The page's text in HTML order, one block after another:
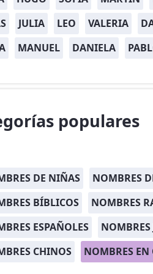
JULIA LEO VALERIA
MANUEL DANIELA
populares
DE NIÑAS
NOMBRES
BÍBLICOS
NOMBRES
ESPAÑOLES
NOMBRES
CHINOS
NOMBRES